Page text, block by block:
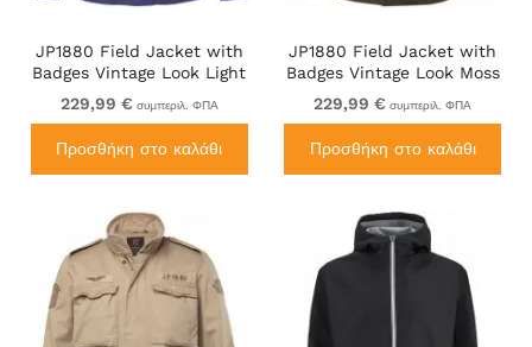
JP1880 Field Jacket with
Badges Vintage Look Light
Azure Blue
229,99 € συμπεριλ. ΦΠΑ
Προσθήκη στο καλάθι
JP1880 Field Jacket with
Badges Vintage Look Moss
Green
229,99 € συμπεριλ. ΦΠΑ
Προσθήκη στο καλάθι